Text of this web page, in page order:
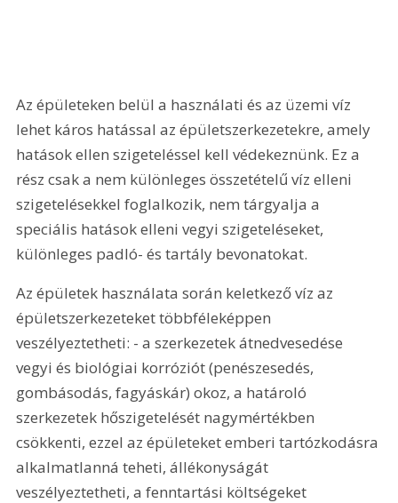
Az épületeken belül a használati és az üzemi víz
lehet káros hatással az épületszerkezetekre, amely
hatások ellen szigeteléssel kell védekeznünk. Ez a
rész csak a nem különleges összetételű víz elleni
szigetelésekkel foglalkozik, nem tárgyalja a
speciális hatások elleni vegyi szigeteléseket,
különleges padló- és tartály bevonatokat.
Az épületek használata során keletkező víz az
épületszerkezeteket többféleképpen
veszélyeztetheti: - a szerkezetek átnedvesedése
vegyi és biológiai korróziót (penészesedés,
gombásodás, fagyáskár) okoz, a határoló
szerkezetek hőszigetelését nagymértékben
csökkenti, ezzel az épületeket emberi tartózkodásra
alkalmatlanná teheti, állékonyságát
veszélyeztetheti, a fenntartási költségeket